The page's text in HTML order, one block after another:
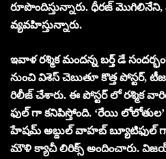
రూపొందిస్తున్నారు. ధీరజ్
వ్యవహిస్తున్నారు.
ఇవాళ రశ్మిక మందన్న బర్త్ డే
నుంచి విశెస్ చెబుతూ కొత్త పోస్టర్,
రిలీజ్ చేశారు. ఈ పోస్టర్ లో రశ్మిక
ఫుల్ గా కనిపిస్తోంది. ‘రేయి
హేషమ్ అబ్దుల్ వాహబ్ బ్యూటిఫుల్
మౌళి క్యాచీ లిరిక్స్ అందించారు.